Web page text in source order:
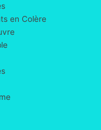
en Colère